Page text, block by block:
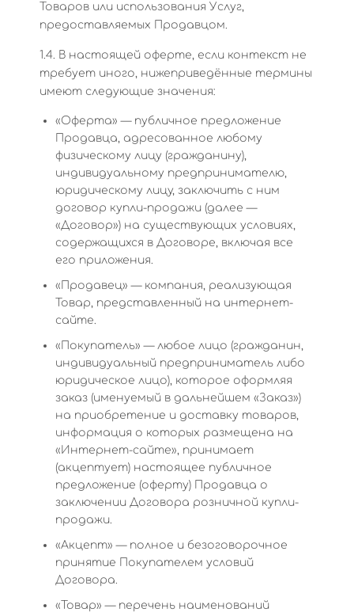
Товаров или использования Услуг,
предоставляемых Продавцом.
1.4. В настоящей оферте, если контекст не
требует иного, нижеприведённые термины
имеют следующие значения:
«Оферта» — публичное предложение
Продавца, адресованное любому
физическому лицу (гражданину),
индивидуальному предпринимателю,
юридическому лицу, заключить с ним
договор купли-продажи (далее —
«Договор») на существующих условиях,
содержащихся в Договоре, включая все
его приложения.
«Продавец» — компания, реализующая
Товар, представленный на интернет-
сайте.
«Покупатель» — любое лицо (гражданин,
индивидуальный предприниматель либо
юридическое лицо), которое оформляя
заказ (именуемый в дальнейшем «Заказ»)
на приобретение и доставку товаров,
информация о которых размещена на
«Интернет-сайте», принимает
(акцептует) настоящее публичное
предложение (оферту) Продавца о
заключении Договора розничной купли-
продажи.
«Акцепт» — полное и безоговорочное
принятие Покупателем условий
Договора.
«Товар» — перечень наименований